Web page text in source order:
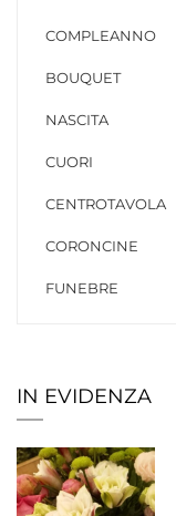
COMPLEANNO
BOUQUET
NASCITA
CUORI
CENTROTAVOLA
CORONCINE
FUNEBRE
IN EVIDENZA